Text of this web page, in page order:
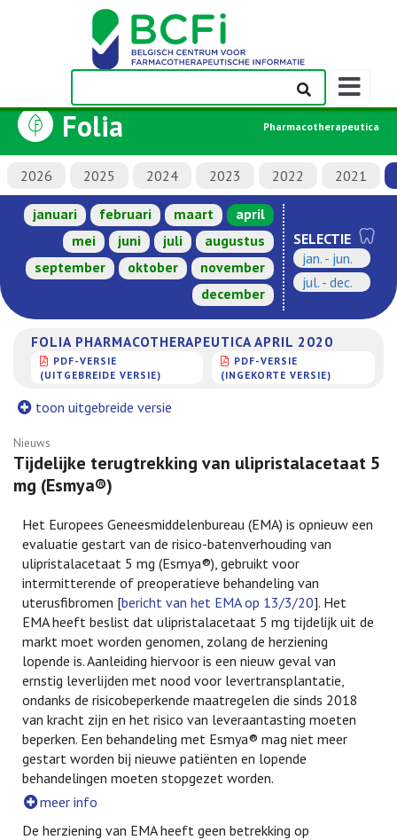
Folia Pharmacotherapeutica
2026 2025 2024 2023 2022 2021
januari februari maart
april
mei
juni juli
augustus
september
oktober
november
december
SELECTIE
jan. - jun.
jul. - dec.
FOLIA PHARMACOTHERAPEUTICA APRIL 2020
PDF-VERSIE
(UITGEBREIDE VERSIE)
PDF-VERSIE
(INGEKORTE VERSIE)
toon uitgebreide versie
Nieuws
Tijdelijke terugtrekking van ulipristalacetaat 5
mg (Esmya®)
Het Europees Geneesmiddelenbureau (EMA) is opnieuw een
evaluatie gestart van de risico-batenverhouding van
ulipristalacetaat 5 mg (Esmya®), gebruikt voor
intermitterende of preoperatieve behandeling van
uterusfibromen [bericht van het EMA op 13/3/20]. Het
EMA heeft beslist dat ulipristalacetaat 5 mg tijdelijk uit de
markt moet worden genomen, zolang de herziening
lopende is. Aanleiding hiervoor is een nieuw geval van
ernstig leverlijden met nood voor levertransplantatie,
ondanks de risicobeperkende maatregelen die sinds 2018
van kracht zijn en het risico van leveraantasting moeten
beperken. Een behandeling met Esmya® mag niet meer
gestart worden bij nieuwe patiënten en lopende
behandelingen moeten stopgezet worden.
meer info
De herziening van EMA heeft geen betrekking op